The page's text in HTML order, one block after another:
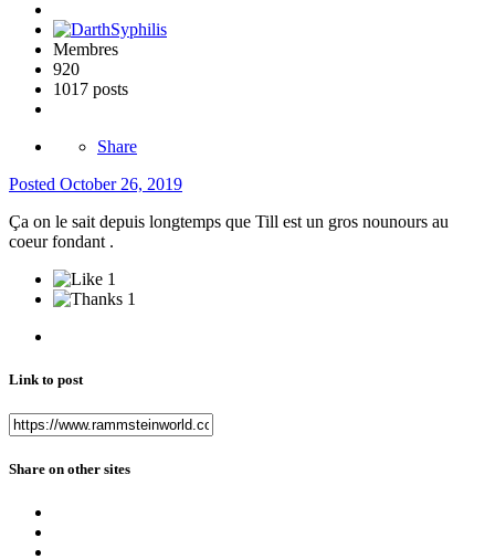
Membres
920
1017 posts
Share
Posted October 26, 2019
Ça on le sait depuis longtemps que Till est un gros nounours au
coeur fondant .
1
1
Link to post
Share on other sites